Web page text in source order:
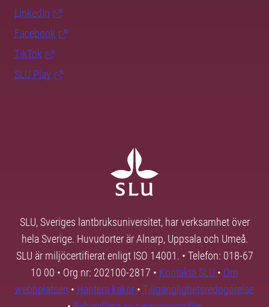
LinkedIn
Facebook
TikTok
SLU Play
SLU, Sveriges lantbruksuniversitet, har verksamhet över
hela Sverige. Huvudorter är Alnarp, Uppsala och Umeå.
SLU är miljöcertifierat enligt ISO 14001. • Telefon: 018-67
10 00 • Org nr: 202100-2817 • Kontakta SLU • Om
webbplatsen • Hantera kakor • Tillgänglighetsredogörelse